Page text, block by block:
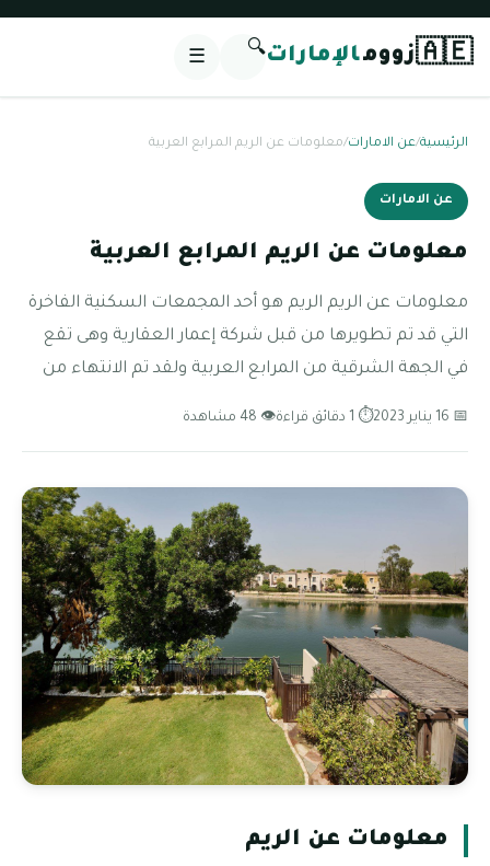
🇦🇪زوومالإمارات🔍
☰
الرئيسية/عن الامارات/معلومات عن الريم المرابع العربية
عن الامارات
معلومات عن الريم المرابع العربية
معلومات عن الريم الريم هو أحد المجمعات السكنية الفاخرة
التي قد تم تطويرها من قبل شركة إعمار العقارية وهى تقع
في الجهة الشرقية من المرابع العربية ولقد تم الانتهاء من
📅 16 يناير 2023 ⏱ 1 دقائق قراءة 👁 48 مشاهدة
معلومات عن الريم